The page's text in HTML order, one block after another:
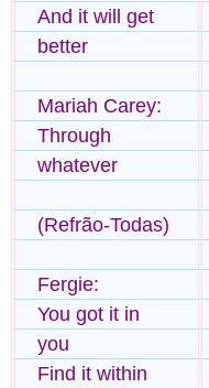
And it will get
better
Mariah Carey:
Through
whatever
(Refrão-Todas)
Fergie:
You got it in
you
Find it within